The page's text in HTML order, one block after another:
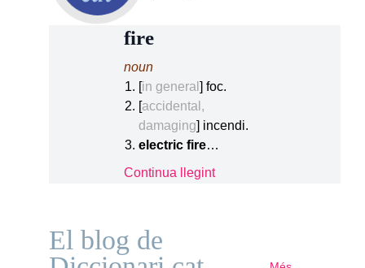
fire
noun
[in general ] foc.
[accidental,
damaging] incendi.
electric fire…
Continua llegint
El blog de